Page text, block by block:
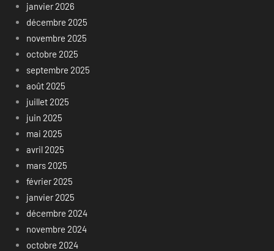
janvier 2026
décembre 2025
novembre 2025
octobre 2025
septembre 2025
août 2025
juillet 2025
juin 2025
mai 2025
avril 2025
mars 2025
février 2025
janvier 2025
décembre 2024
novembre 2024
octobre 2024